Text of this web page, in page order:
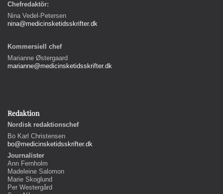
Chefredaktör:
Nina Vedel-Petersen
nina@medicinsketidsskrifter.dk
Kommersiell chef
Marianne Østergaard
marianne@medicinsketidsskrifter.dk
Redaktion
Nordisk redaktionschef
Bo Karl Christensen
bo@medicinsketidsskrifter.dk
Journalister
Ann Fernholm
Madeleine Salomon
Marie Skoglund
Per Westergård